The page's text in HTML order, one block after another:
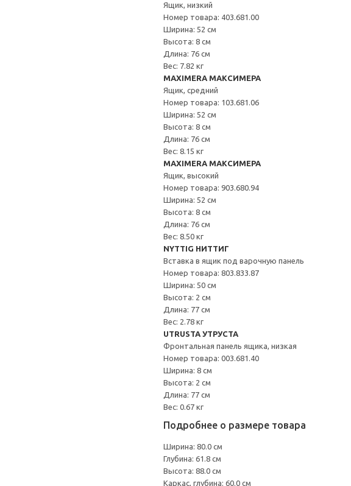
Ящик, низкий
Номер товара: 403.681.00
Ширина: 52 см
Высота: 8 см
Длина: 76 см
Вес: 7.82 кг
MAXIMERA МАКСИМЕРА
Ящик, средний
Номер товара: 103.681.06
Ширина: 52 см
Высота: 8 см
Длина: 76 см
Вес: 8.15 кг
MAXIMERA МАКСИМЕРА
Ящик, высокий
Номер товара: 903.680.94
Ширина: 52 см
Высота: 8 см
Длина: 76 см
Вес: 8.50 кг
NYTTIG НИТТИГ
Вставка в ящик под варочную панель
Номер товара: 803.833.87
Ширина: 50 см
Высота: 2 см
Длина: 77 см
Вес: 2.78 кг
UTRUSTA УТРУСТА
Фронтальная панель ящика, низкая
Номер товара: 003.681.40
Ширина: 8 см
Высота: 2 см
Длина: 77 см
Вес: 0.67 кг
Подробнее о размере товара
Ширина: 80.0 см
Глубина: 61.8 см
Высота: 88.0 см
Каркас, глубина: 60.0 см